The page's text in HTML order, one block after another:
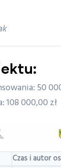
50
108 000,00 zł
Czas i autor